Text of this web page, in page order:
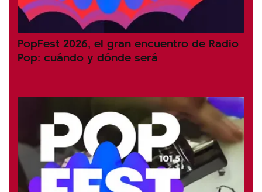
PopFest 2026, el gran encuentro de Radio
Pop: cuándo y dónde será